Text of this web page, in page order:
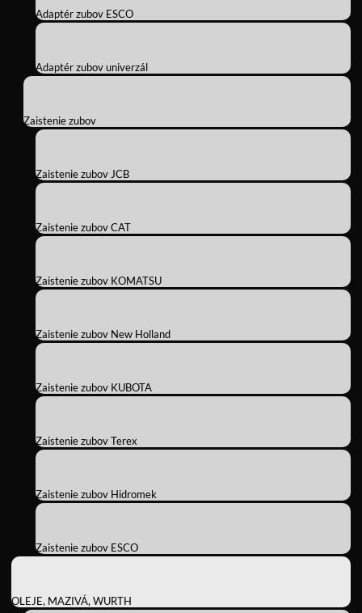
Adaptér zubov ESCO
Adaptér zubov univerzál
Zaistenie zubov
Zaistenie zubov JCB
Zaistenie zubov CAT
Zaistenie zubov KOMATSU
Zaistenie zubov New Holland
Zaistenie zubov KUBOTA
Zaistenie zubov Terex
Zaistenie zubov Hidromek
Zaistenie zubov ESCO
OLEJE, MAZIVÁ, WURTH